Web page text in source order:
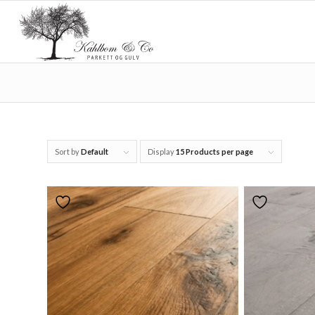
Sort byDefault Display15 Products per page